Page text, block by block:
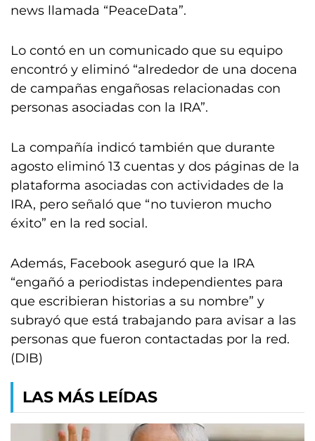
news llamada “PeaceData”.
Lo contó en un comunicado que su equipo
encontró y eliminó “alrededor de una docena
de campañas engañosas relacionadas con
personas asociadas con la IRA”.
La compañía indicó también que durante
agosto eliminó 13 cuentas y dos páginas de la
plataforma asociadas con actividades de la
IRA, pero señaló que “no tuvieron mucho
éxito” en la red social.
Además, Facebook aseguró que la IRA
“engañó a periodistas independientes para
que escribieran historias a su nombre” y
subrayó que está trabajando para avisar a las
personas que fueron contactadas por la red.
(DIB)
LAS MÁS LEÍDAS